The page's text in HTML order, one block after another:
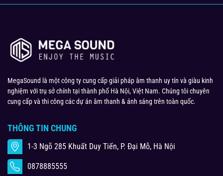
MegaSound là một công ty cung cấp giải pháp âm thanh uy tín và giàu kinh
nghiệm với trụ sở chính tại thành phố Hà Nội, Việt Nam. Chúng tôi chuyên
cung cấp và thi công các dự án âm thanh & ánh sáng trên toàn quốc.
THÔNG TIN CHUNG
1-3 Ngõ 285 Khuất Duy Tiến, P. Đại Mỗ, Hà Nội
0878885555